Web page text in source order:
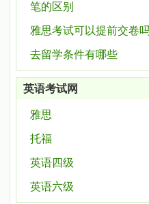
笔的区别
雅思考试可以提前交卷
去留学条件有哪些
英语考试网
雅思
托福
英语四级
英语六级